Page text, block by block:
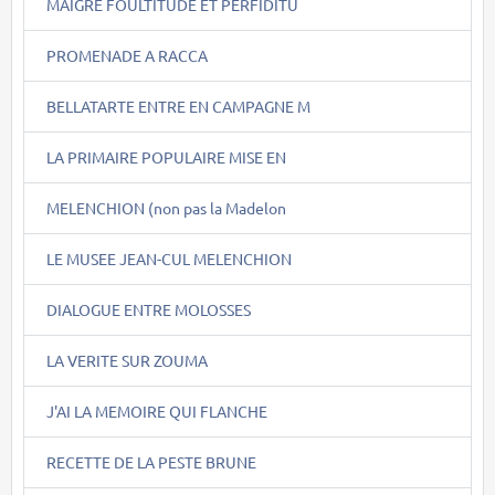
MAIGRE FOULTITUDE ET PERFIDITU
PROMENADE A RACCA
BELLATARTE ENTRE EN CAMPAGNE M
LA PRIMAIRE POPULAIRE MISE EN
MELENCHION (non pas la Madelon
LE MUSEE JEAN-CUL MELENCHION
DIALOGUE ENTRE MOLOSSES
LA VERITE SUR ZOUMA
J'AI LA MEMOIRE QUI FLANCHE
RECETTE DE LA PESTE BRUNE